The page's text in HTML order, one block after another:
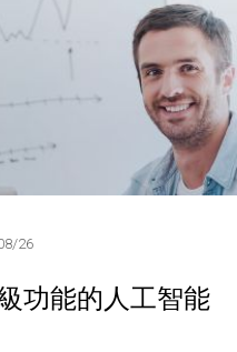
26
功能的人工智能